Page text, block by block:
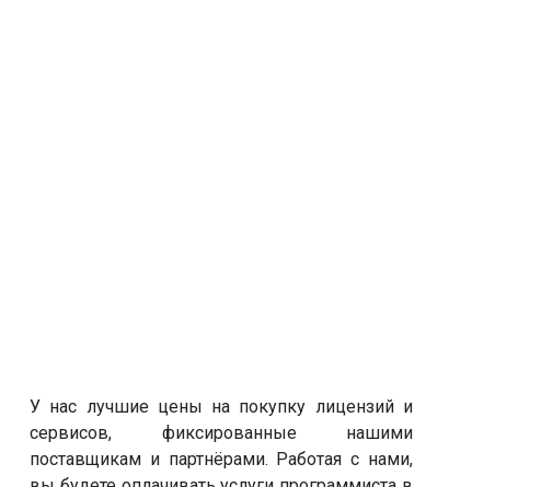
У нас лучшие цены на покупку лицензий и
сервисов, фиксированные нашими
поставщикам и партнёрами. Работая с нами,